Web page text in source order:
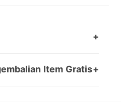
Item Gratis